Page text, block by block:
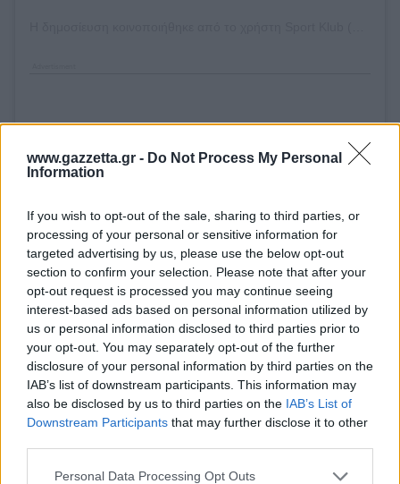
www.gazzetta.gr - Do Not Process My Personal
Information
If you wish to opt-out of the sale, sharing to third parties, or
processing of your personal or sensitive information for
targeted advertising by us, please use the below opt-out
section to confirm your selection. Please note that after your
opt-out request is processed you may continue seeing
interest-based ads based on personal information utilized by
us or personal information disclosed to third parties prior to
your opt-out. You may separately opt-out of the further
disclosure of your personal information by third parties on the
IAB’s list of downstream participants. This information may
also be disclosed by us to third parties on the IAB’s List of
Downstream Participants that may further disclose it to other
Please note that this website/app uses one or more Google
Personal Data Processing Opt Outs